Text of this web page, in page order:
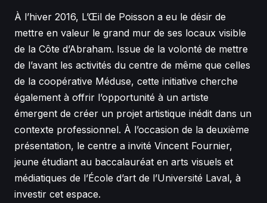
À l’hiver 2016, L’Œil de Poisson a eu le désir de
mettre en valeur le grand mur de ses locaux visible
de la Côte d’Abraham. Issue de la volonté de mettre
de l’avant les activités du centre de même que celles
de la coopérative Méduse, cette initiative cherche
également à offrir l’opportunité à un artiste
émergent de créer un projet artistique inédit dans un
contexte professionnel. À l’occasion de la deuxième
présentation, le centre a invité Vincent Fournier,
jeune étudiant au baccalauréat en arts visuels et
médiatiques de l’École d’art de l’Université Laval, à
investir cet espace.